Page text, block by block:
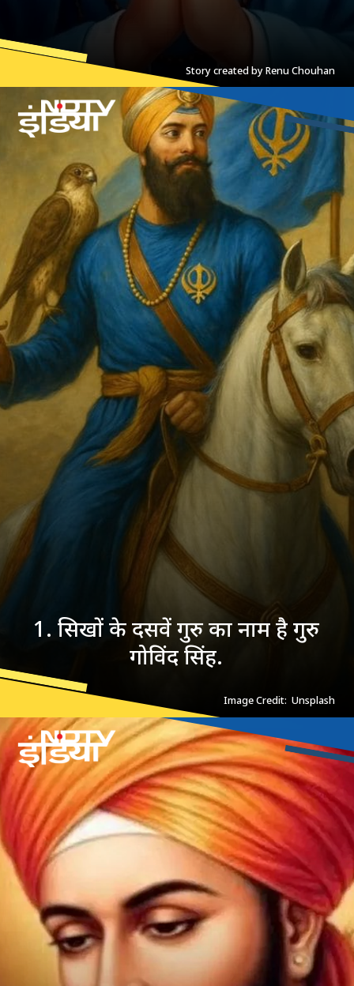
Story created by Renu Chouhan
Image Credit: Unsplash
1. सिखों के दसवें गुरु का नाम है गुरु
गोविंद सिंह.